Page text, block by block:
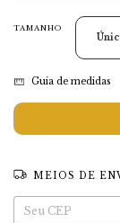
TAMANHO
Guia de medidas
MEIOS DE
Entregas para o CEP: